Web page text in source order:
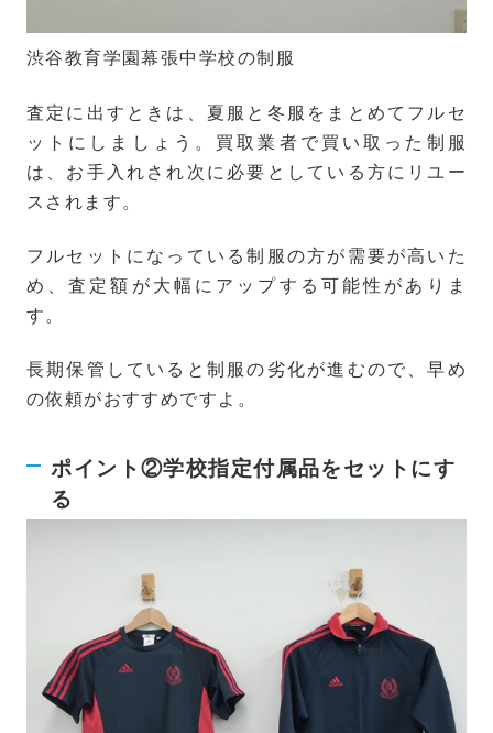
渋谷教育学園幕張中学校の制服
査定に出すときは、夏服と冬服をまとめてフルセ
ットにしましょう。買取業者で買い取った制服
は、お手入れされ次に必要としている方にリユー
スされます。
フルセットになっている制服の方が需要が高いた
め、査定額が大幅にアップする可能性がありま
す。
長期保管していると制服の劣化が進むので、早め
の依頼がおすすめですよ。
ポイント②学校指定付属品をセットにす
る